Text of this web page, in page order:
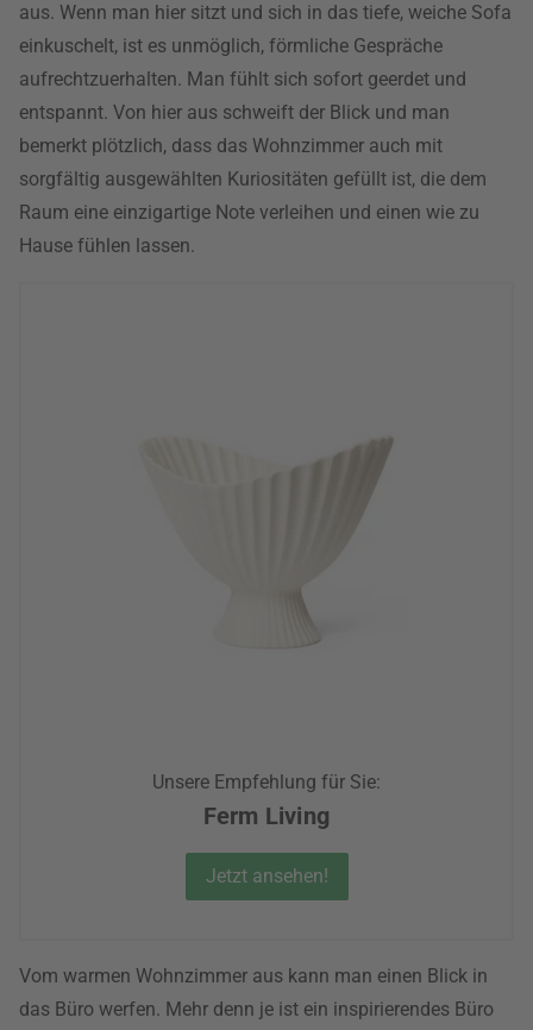
aus. Wenn man hier sitzt und sich in das tiefe, weiche Sofa
einkuschelt, ist es unmöglich, förmliche Gespräche
aufrechtzuerhalten. Man fühlt sich sofort geerdet und
entspannt. Von hier aus schweift der Blick und man
bemerkt plötzlich, dass das Wohnzimmer auch mit
sorgfältig ausgewählten Kuriositäten gefüllt ist, die dem
Raum eine einzigartige Note verleihen und einen wie zu
Hause fühlen lassen.
Unsere Empfehlung für Sie:
Ferm Living
Jetzt ansehen!
Vom warmen Wohnzimmer aus kann man einen Blick in
das Büro werfen. Mehr denn je ist ein inspirierendes Büro